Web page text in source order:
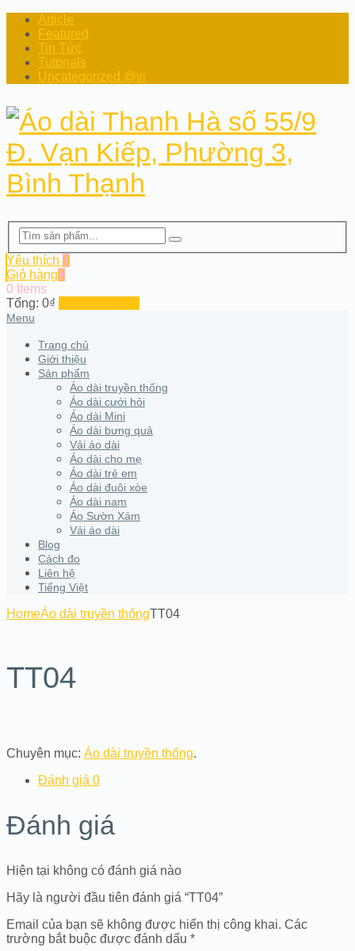
Article
Featured
Tin Tức
Tutorials
Uncategorized @vi
Yêu thích 0
Giỏ hàng0
0 Items
Tổng: 0₫
Menu
Trang chủ
Giới thiệu
Sản phẩm
Áo dài truyền thống
Áo dài cưới hỏi
Áo dài Mini
Áo dài bưng quả
Vải áo dài
Áo dài cho mẹ
Áo dài trẻ em
Áo dài đuôi xòe
Áo dài nam
Áo Sườn Xám
Vải áo dài
Blog
Cách đo
Liên hệ
Tiếng Việt
HomeÁo dài truyền thốngTT04
TT04
Chuyên mục: Áo dài truyền thống.
Đánh giá 0
Đánh giá
Hiện tại không có đánh giá nào
Hãy là người đầu tiên đánh giá “TT04”
Email của bạn sẽ không được hiển thị công khai. Các
trường bắt buộc được đánh dấu *